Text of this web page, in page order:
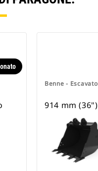
Benne -
914 mm (36")